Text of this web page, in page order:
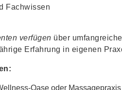
Fachwissen
verfügen über umfangreiche
Erfahrung in eigenen
Oase oder Massagepraxis